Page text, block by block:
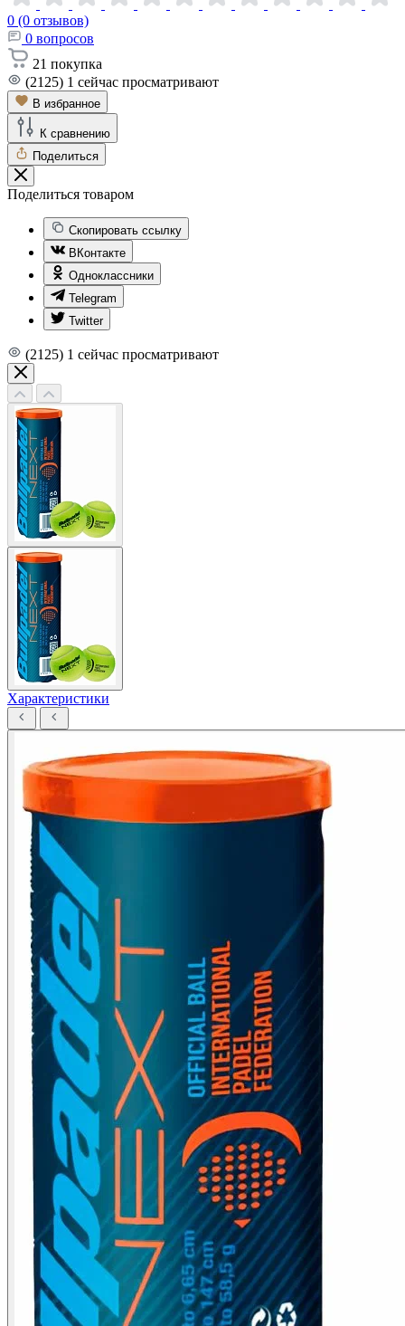
0 (0 отзывов)
0 вопросов
21 покупка
(2125) 1 сейчас просматривают
В избранное
К сравнению
Поделиться
Поделиться товаром
Скопировать ссылку
ВКонтакте
Одноклассники
Telegram
Twitter
(2125) 1 сейчас просматривают
Характеристики